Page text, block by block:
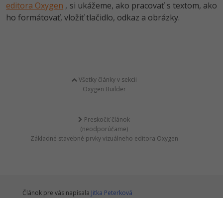
editora Oxygen , si ukážeme, ako pracovať s textom, ako
ho formátovať, vložiť tlačidlo, odkaz a obrázky.
Všetky články v sekcii
Oxygen Builder
Preskočiť článok
(neodporúčame)
Základné stavebné prvky vizuálneho editora Oxygen
Článok pre vás napísala Jitka Peterková